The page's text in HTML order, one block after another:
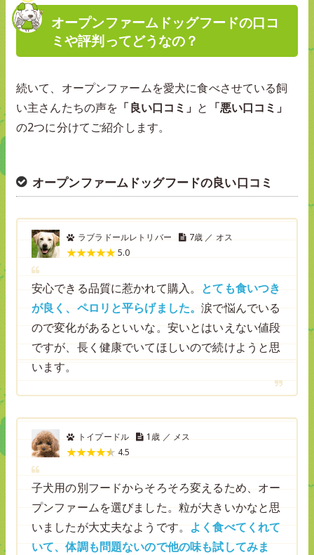
オープンファームドッグフードの口コ
ミや評判ってどうなの？
続いて、オープンファームを愛犬に食べさせている飼
い主さんたちの声を 「良い口コミ」 と 「悪い口コミ」
の2つに分けてご紹介します。
オープンファームドッグフードの良い口コミ
ラブラドールレトリバー
7歳 ／ オス
5.0
安心できる品質に惹かれて購入。 とても食いつき
が良く、ペロリと平らげました。涙で悩んでいる
ので変化があるといいな。安いとはいえない値段
ですが、長く健康でいてほしいので続けようと思
います。
トイプードル
1歳 ／ メス
4.5
子犬用の別フードからそろそろ変えるため、オー
プンファームを選びました。粒が大きいかなと思
いましたが大丈夫なようです。 よく食べてくれて
いて、体調も問題ないので他の味も試してみま